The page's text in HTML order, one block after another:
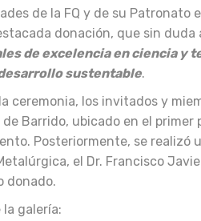
de la FQ y de su
donación, que sin
de excelencia en ciencia y
sustentable.
ceremonia, los invitados y
Barrido, ubicado en el primer
Posteriormente, se realizó
el Dr. Francisco
donado.
galería: